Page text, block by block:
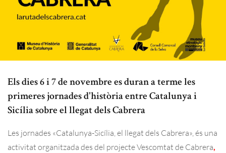
Els dies 6 i 7 de novembre es duran a terme les
primeres jornades d'història entre Catalunya i
Sicília sobre el llegat dels Cabrera
Les jornades «Catalunya-Sicília, el llegat dels Cabrera», és una
activitat organitzada des del projecte Vescomtat de Cabrera